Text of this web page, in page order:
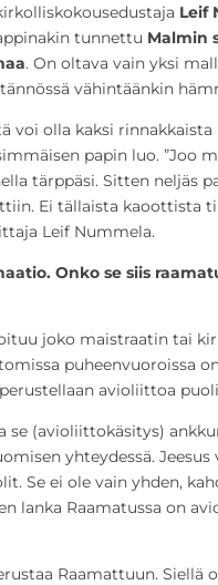
Leif
tunnettu Malmin
. On oltava vain yksi
vähintäänkin
voi olla kaksi
papin luo. ”Joo
tärppäsi. Sitten neljäs
Ei tällaista kaoottista
Leif Nummela.
Onko se siis
joko maistraatin tai
puheenvuoroissa
avioliittoa
se (avioliittokäsitys)
yhteydessä.
Se ei ole vain yhden,
lanka Raamatussa on
Raamattuun. Siellä